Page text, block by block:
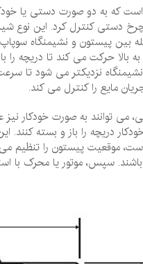
است که به دو صورت دستی یا
دستی کنترل کرد. این نوع
بین پیستون و نشیمنگاه
حرکت می‌ کند تا دریچه
نزدیکتر می ‌شود تا
مایع را کنترل می ‌کند.
می‌ توانند به صورت خودکار
دریچه را باز و بسته کنند.
موقعیت پیستون را تنظیم
باشند. سپس، موتور یا محرک